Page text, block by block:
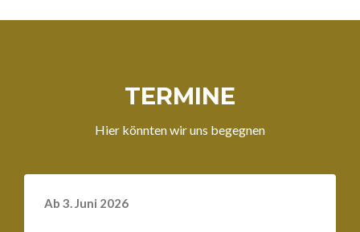
TERMINE
Hier könnten wir uns begegnen
Ab 3. Juni 2026